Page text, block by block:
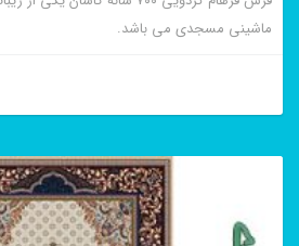
ماشینی مسجدی می باشد.
محصول